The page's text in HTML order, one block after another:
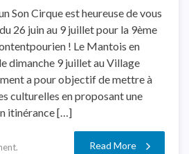
Son Cirque est heureuse de vous
26 juin au 9 juillet pour la 9ème
! Le Mantois en
dimanche 9 juillet au Village
a pour objectif de mettre à
culturelles en proposant une
itinérance […]
Read More